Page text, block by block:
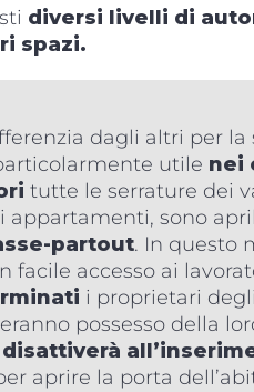
diversi livelli di
spazi.
dagli altri per la
utile nei
tutte le serrature dei
appartamenti, sono
partout. In questo
facile accesso ai
i proprietari degli
possesso della
aprire la porta